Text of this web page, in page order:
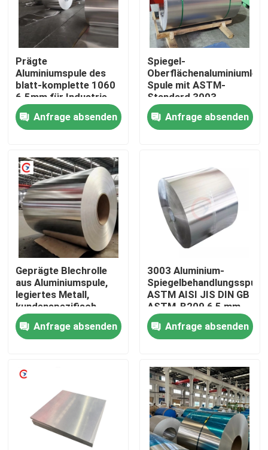
Heim
Videos
Über uns
Fabrik-Tour
Qualitätskontrolle
Kontaktiere uns
Fordern Sie ein Angebot an
Aluminiumblech
Aluminiumblattspule
Prägte
Aluminiumspule des
blatt-komplette 1060
6.5mm für Industrie
Anfrage absenden
Spiegel-
Spule mit ASTM-
Standard 3003
2000mm
Anfrage absenden
Geprägte Blechrolle
aus Aluminiumspule,
legiertes Metall,
kundenspezifisch,
1000–2000 mm
Anfrage absenden
3003 Aluminium-
Spiegelbehandlungsspule
ASTM AISI JIS DIN GB
ASTM-B209 6,5 mm
Anfrage absenden